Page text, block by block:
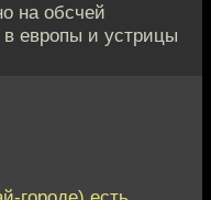
на обсчей
в европы и устрицы